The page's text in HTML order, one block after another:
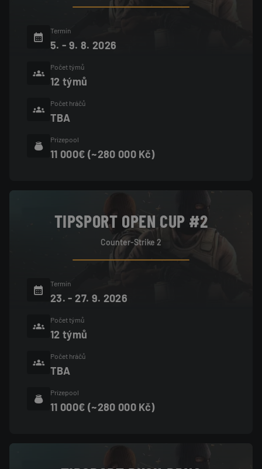
Termín
5. - 9. 8. 2026
Počet týmů
12 týmů
Počet hráčů
TBA
Prizepool
11 000€ (~280 000 Kč)
TIPSPORT OPEN CUP #2
Counter-Strike 2
Termín
23. - 27. 9. 2026
Počet týmů
12 týmů
Počet hráčů
TBA
Prizepool
11 000€ (~280 000 Kč)